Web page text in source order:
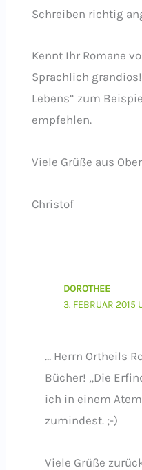
Schreiben richtig
Kennt Ihr Romane
Sprachlich
Lebens“ zum
empfehlen.
Viele Grüße aus
Christof
DOROTHEE
3. FEBRUAR 2015
… Herrn Ortheils
Bücher! „Die
ich in einem
zumindest. ;-)
Viele Grüße